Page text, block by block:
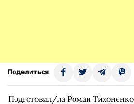
Поделиться
Подготовил/ла Роман Тихоненко